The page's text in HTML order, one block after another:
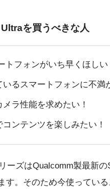
を買うべきな人
トフォンがいち早くほしい
いるスマートフォンに不満
ラ性能を求めたい！
コンテンツを楽しみたい！
ーズはQualcomm製最新
す。そのため今使ってい